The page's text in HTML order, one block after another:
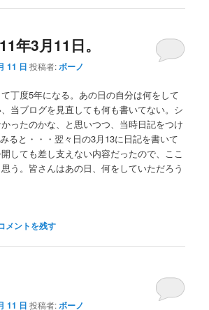
年3月11日。
11 日 投稿者:ボーノ
丁度5年になる。あの日の自分は何をして
当ブログを見直しても何も書いてない。シ
ったのかな、と思いつつ、当時日記をつけ
ると・・・翌々日の3月13に日記を書いて
しても差し支えない内容だったので、ここ
う。皆さんはあの日、何をしていただろう
メントを残す
11 日 投稿者:ボーノ